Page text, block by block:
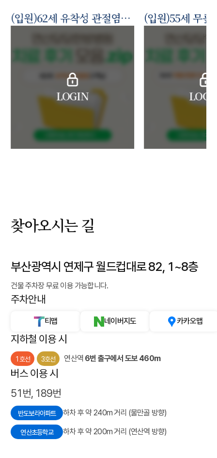
(입원)62세 유착성 관절염고객님
LOGIN
찾아오시는 길
부산광역시 연제구 월드컵대로 82, 1~8층
건물 주차장 무료 이용 가능합니다.
주차안내
티맵 네이버지도 카카오맵
지하철 이용 시
1호선 3호선 연산역 6번 출구에서 도보 460m
버스 이용 시
51번, 189번
반도보라아파트 하차 후 약 240m 거리 (물만골 방향)
연산초등학교 하차 후 약 200m 거리 (연산역 방향)